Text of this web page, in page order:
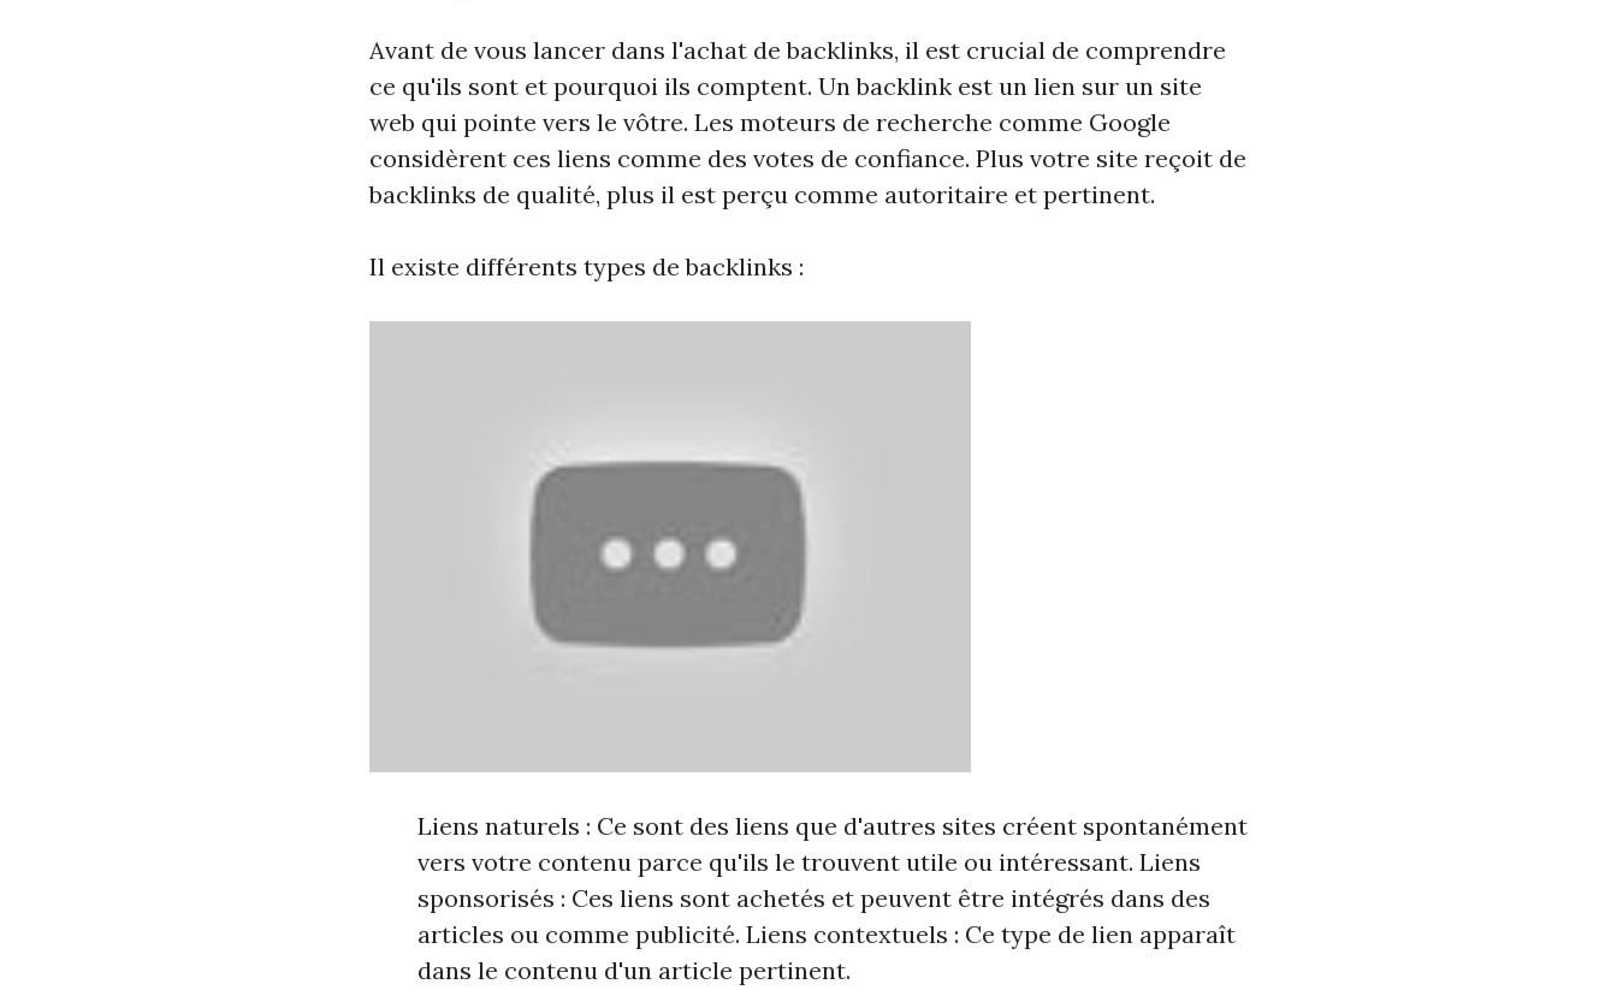
Avant de vous lancer dans l'achat de backlinks, il est crucial de comprendre
ce qu'ils sont et pourquoi ils comptent. Un backlink est un lien sur un site
web qui pointe vers le vôtre. Les moteurs de recherche comme Google
considèrent ces liens comme des votes de confiance. Plus votre site reçoit de
backlinks de qualité, plus il est perçu comme autoritaire et pertinent.
Il existe différents types de backlinks :
Liens naturels : Ce sont des liens que d'autres sites créent spontanément
vers votre contenu parce qu'ils le trouvent utile ou intéressant. Liens
sponsorisés : Ces liens sont achetés et peuvent être intégrés dans des
articles ou comme publicité. Liens contextuels : Ce type de lien apparaît
dans le contenu d'un article pertinent.